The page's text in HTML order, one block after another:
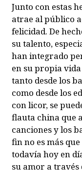
Junto con estas
atrae al público
felicidad. De
su talento,
han integrado
en su propia
tanto desde los
como desde los
con licor, se
flauta china que
canciones y los
fin no es más
todavía hoy en
su amor a través